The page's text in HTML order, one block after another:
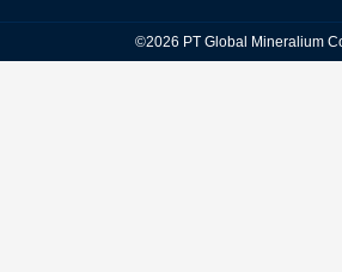
©2026 PT Global Mineralium